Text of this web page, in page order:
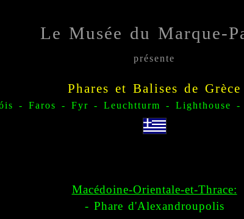
Le Musée du Marque-
présente
Phares et Balises de Grèce
- Faros - Fyr - Leuchtturm - Lighthouse -
Macédoine-Orientale-et-Thrace:
- Phare d'Alexandroupolis